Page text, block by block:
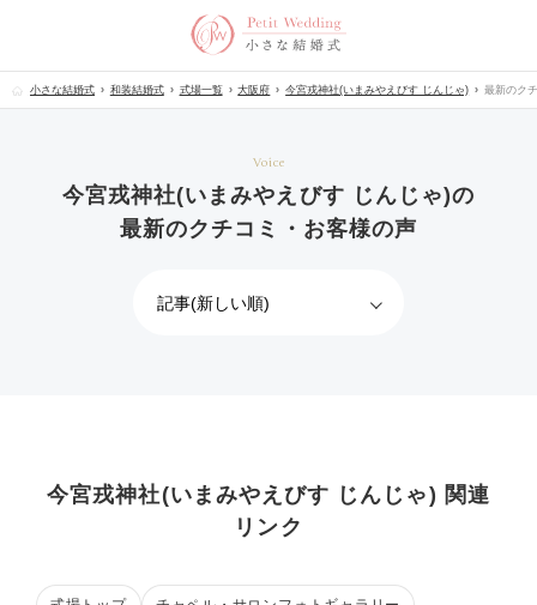
小さな結婚式 和装結婚式 式場一覧 大阪府 今宮戎神社(いまみやえびす じんじゃ) 最新のク
Voice
今宮戎神社(いまみやえびす じんじゃ)の
最新のクチコミ・お客様の声
今宮戎神社(いまみやえびす じんじゃ) 関連
リンク